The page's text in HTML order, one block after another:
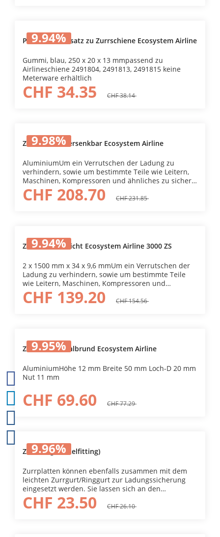
9.94%
Prellschutzeinsatz zu Zurrschiene Ecosystem Airline
Gummi, blau, 250 x 20 x 13 mmpassend zu
Airlineschiene 2491804, 2491813, 2491815 keine
Meterware erhältlich
CHF 34.35 CHF 38.14
9.98%
Zurrschiene versenkbar Ecosystem Airline
AluminiumUm ein Verrutschen der Ladung zu
verhindern, sowie um bestimmte Teile wie Leitern,
Maschinen, Kompressoren und ähnliches zu sichern,
können verschiedene Spann- und Zurrsysteme zum
Einsatz kommen. Zurrschienen können an der
mm
CHF 208.70 CHF 231.85
9.94%
Zurrschiene leicht Ecosystem Airline 3000 ZS
2 x 1500 mm x 34 x 9,6 mmUm ein Verrutschen der
Ladung zu verhindern, sowie um bestimmte Teile
wie Leitern, Maschinen, Kompressoren und
ähnliches zu sichern, können verschiedene Spann-
und Zurrsysteme zum Einsatz kommen.
Durchmesser20 mmNut11 mm
CHF 139.20 CHF 154.56
9.95%
Zurrschiene halbrund Ecosystem Airline
AluminiumHöhe 12 mm Breite 50 mm Loch-D 20 mm
Nut 11 mm
CHF 69.60 CHF 77.29
9.96%
Zurr-Ring (Einzelfitting)
Zurrplatten können ebenfalls zusammen mit dem
leichten Zurrgurt/Ringgurt zur Ladungssicherung
eingesetzt werden. Sie lassen sich an den
Einrichtungselementen, am Fahrzeugboden oder an
den Fahrzeugwänden befestigen.
CHF 23.50 CHF 26.10